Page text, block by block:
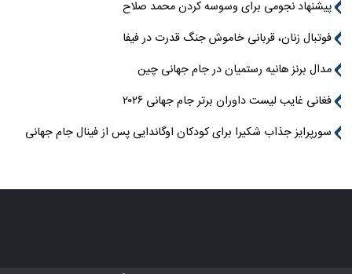
پیشنهاد نجومی برای وسوسه کردن محمد صلاح
فوتبال زنان، قربانی خاموش جنگ قدرت در فیفا
مدال برنز هانیه رستمیان در جام جهانی چین
فغانی غایب لیست داوران برتر جام جهانی ۲۰۲۶
سورپرایز جذاب شکیرا برای کودکان اوگاندایی پس از فینال جام جهانی